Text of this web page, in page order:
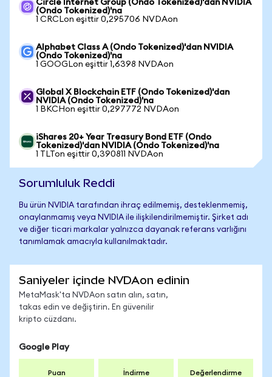
Circle Internet Group (Ondo Tokenized)'dan NVIDIA
(Ondo Tokenized)'na
1 CRCLon eşittir 0,295706 NVDAon
Alphabet Class A (Ondo Tokenized)'dan NVIDIA
(Ondo Tokenized)'na
1 GOOGLon eşittir 1,6398 NVDAon
Global X Blockchain ETF (Ondo Tokenized)'dan
NVIDIA (Ondo Tokenized)'na
1 BKCHon eşittir 0,297772 NVDAon
iShares 20+ Year Treasury Bond ETF (Ondo
Tokenized)'dan NVIDIA (Ondo Tokenized)'na
1 TLTon eşittir 0,390811 NVDAon
Sorumluluk Reddi
Bu ürün NVIDIA tarafından ihraç edilmemiş, desteklenmemiş,
onaylanmamış veya NVIDIA ile ilişkilendirilmemiştir. Şirket adı
ve diğer ticari markalar yalnızca dayanak referans varlığını
tanımlamak amacıyla kullanılmaktadır.
Saniyeler içinde NVDAon edinin
MetaMask'ta NVDAon satın alın, satın,
takas edin ve değiştirin. En güvenilir
kripto cüzdanı.
Google Play
Puan İndirme Değerlendirme